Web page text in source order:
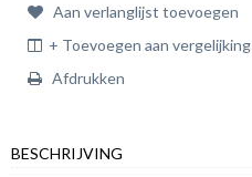
Aan verlanglijst toevoegen
+ Toevoegen aan vergelijking
Afdrukken
BESCHRIJVING